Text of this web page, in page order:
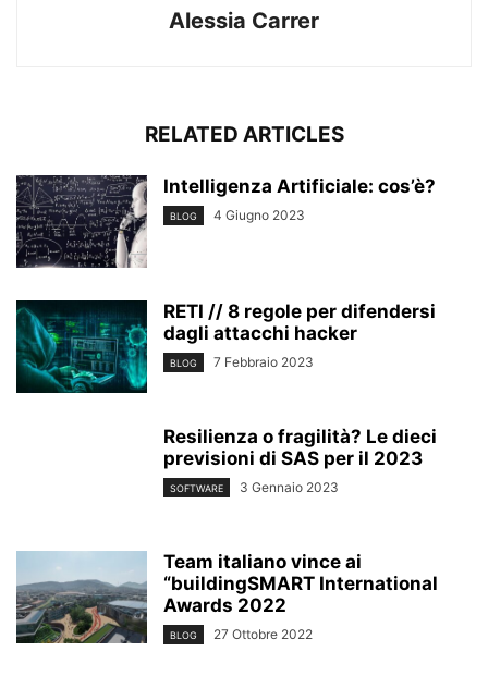
Alessia Carrer
RELATED ARTICLES
Intelligenza Artificiale: cos’è?
BLOG 4 Giugno 2023
RETI // 8 regole per difendersi
dagli attacchi hacker
BLOG 7 Febbraio 2023
Resilienza o fragilità? Le dieci
previsioni di SAS per il 2023
SOFTWARE 3 Gennaio 2023
Team italiano vince ai
“buildingSMART International
Awards 2022
BLOG 27 Ottobre 2022